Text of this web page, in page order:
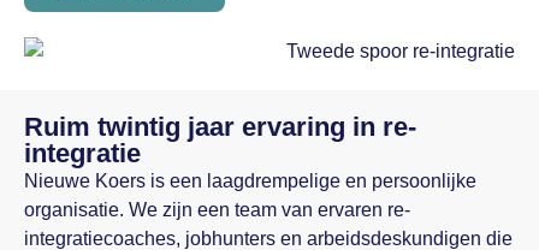
Ruim twintig jaar ervaring in re-
integratie
Nieuwe Koers is een laagdrempelige en persoonlijke
organisatie. We zijn een team van ervaren re-
integratiecoaches, jobhunters en arbeidsdeskundigen die